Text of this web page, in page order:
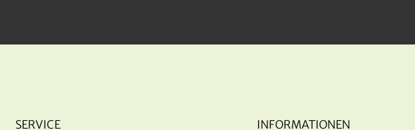
SERVICE INFORMATIONEN